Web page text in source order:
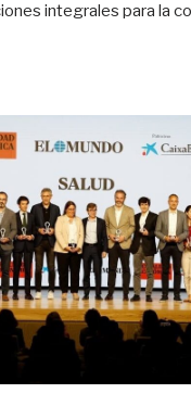
integrales para la